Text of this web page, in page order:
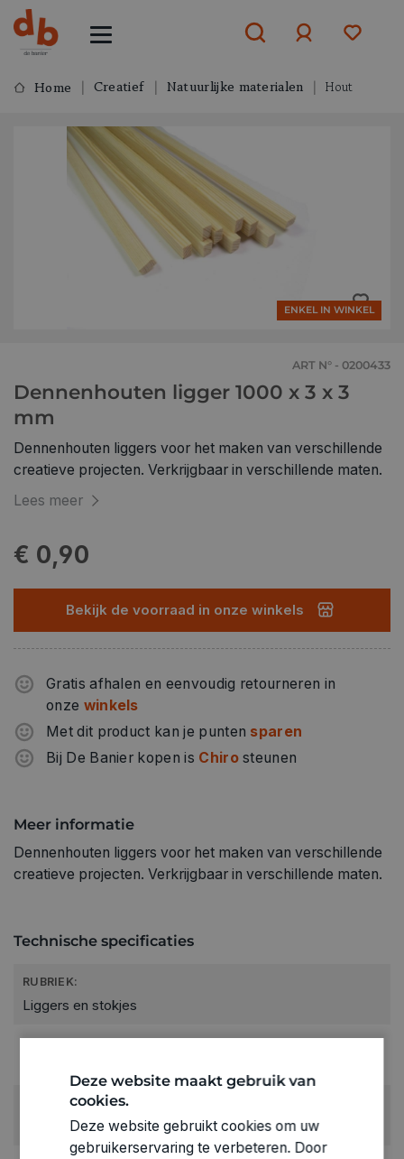
ofaanmelden
Home Creatief Natuurlijke materialen Hout
ENKEL IN WINKEL
ART N° - 0200433
Dennenhouten ligger 1000 x 3 x 3
mm
Dennenhouten liggers voor het maken van verschillende
creatieve projecten. Verkrijgbaar in verschillende maten.
Lees meer
€ 0,90
Bekijk de voorraad in onze winkels
Gratis afhalen en eenvoudig retourneren in
onze winkels
Met dit product kan je punten sparen
Bij De Banier kopen is Chirosteunen
Meer informatie
Dennenhouten liggers voor het maken van verschillende
creatieve projecten. Verkrijgbaar in verschillende maten.
Technische specificaties
RUBRIEK:
Liggers en stokjes
GEWICHT
ARTIKELNUMMER
0200433
Deze website maakt gebruik van
cookies.
Deze website gebruikt cookies om uw
gebruikerservaring te verbeteren. Door